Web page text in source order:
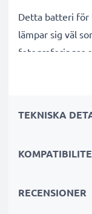
Detta batteri för
lämpar sig väl
fotograferingar
Praktica
✔ Hög
TEKNISKA
RECENSIONER